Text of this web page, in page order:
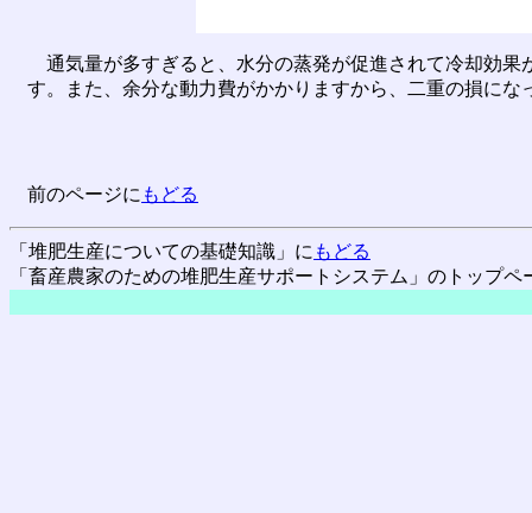
通気量が多すぎると、水分の蒸発が促進されて冷却効果
す。また、余分な動力費がかかりますから、二重の損にな
前のページに もどる
「堆肥生産についての基礎知識」に もどる
「畜産農家のための堆肥生産サポートシステム」のトップペ